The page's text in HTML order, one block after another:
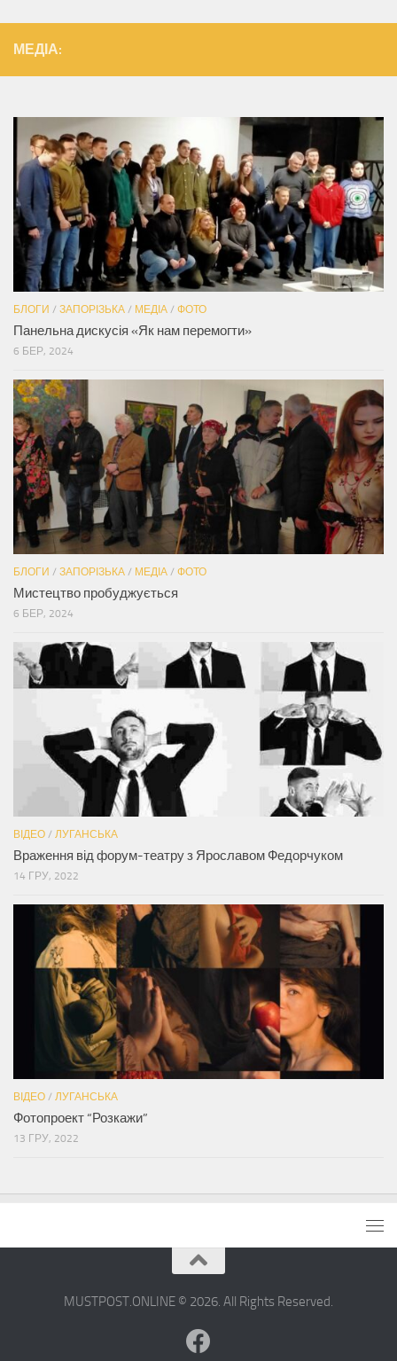
МЕДІА:
БЛОГИ / ЗАПОРІЗЬКА / МЕДІА / ФОТО
Панельна дискусія «Як нам перемогти»
6 БЕР, 2024
БЛОГИ / ЗАПОРІЗЬКА / МЕДІА / ФОТО
Мистецтво пробуджується
6 БЕР, 2024
ВІДЕО / ЛУГАНСЬКА
Враження від форум-театру з Ярославом Федорчуком
14 ГРУ, 2022
ВІДЕО / ЛУГАНСЬКА
Фотопроект “Розкажи”
13 ГРУ, 2022
MUSTPOST.ONLINE © 2026. All Rights Reserved.